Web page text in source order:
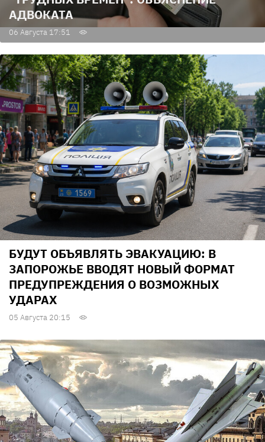
АДВОКАТА
06 Августа 17:51
БУДУТ ОБЪЯВЛЯТЬ ЭВАКУАЦИЮ: В
ЗАПОРОЖЬЕ ВВОДЯТ НОВЫЙ ФОРМАТ
ПРЕДУПРЕЖДЕНИЯ О ВОЗМОЖНЫХ
УДАРАХ
05 Августа 20:15